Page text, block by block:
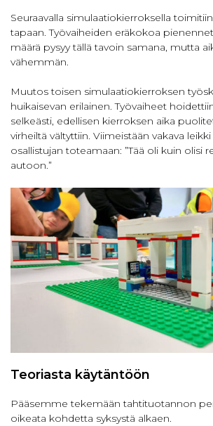
Seuraavalla simulaatiokierroksella
tapaan. Työvaiheiden eräkokoa
määrä pysyy tällä tavoin samana, mutta
vähemmän.
Muutos toisen simulaatiokierroksen
huikaisevan erilainen. Työvaiheet
selkeästi, edellisen kierroksen aika
virheiltä vältyttiin. Viimeistään vakava
osallistujan toteamaan: ”Tää oli kuin olisi
autoon.”
Teoriasta käytäntöön
Pääsemme tekemään tahtituotannon
oikeata kohdetta syksystä alkaen.